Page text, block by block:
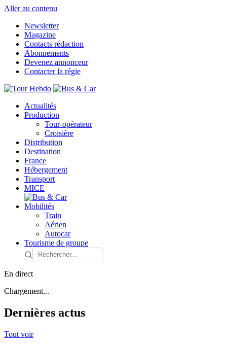
Aller au contenu
Newsletter
Magazine
Contacts rédaction
Abonnements
Devenez annonceur
Contacter la régie
Actualités
Production
Tour-opérateur
Croisière
Distribution
Destination
France
Hébergement
Transport
MICE
Mobilités
Train
Aérien
Autocar
Tourisme de groupe
En direct
Chargement...
Dernières actus
Tout voir